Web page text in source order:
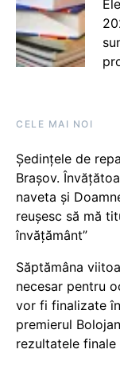
CELE MAI NOI
Ședințele de
Brașov.
naveta și
reușesc să mă
învățământ”
Săptămâna
necesar pentru
vor fi finalizate
premierul
rezultatele